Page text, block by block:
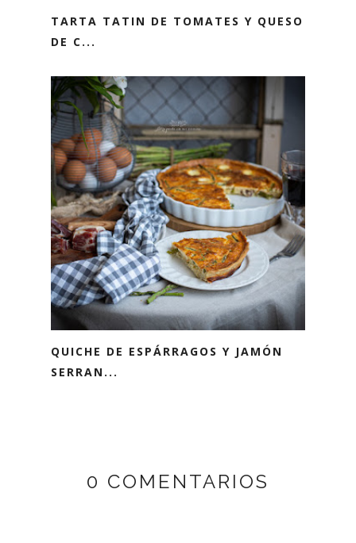
TARTA TATIN DE TOMATES Y QUESO
DE C...
QUICHE DE ESPÁRRAGOS Y JAMÓN
SERRAN...
0 COMENTARIOS